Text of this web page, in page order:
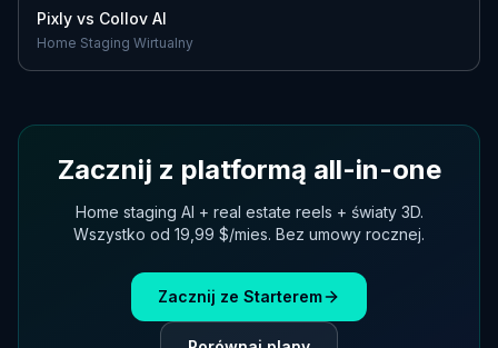
Pixly vs Collov AI
Home Staging Wirtualny
Zacznij z platformą all-in-one
Home staging AI + real estate reels + światy 3D.
Wszystko od 19,99 $/mies. Bez umowy rocznej.
Zacznij ze Starterem